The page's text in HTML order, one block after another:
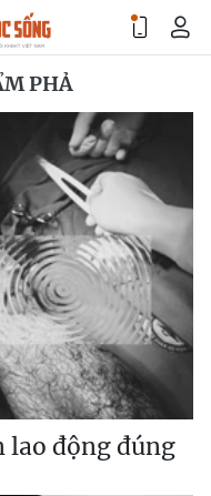
PHẢ
lao động đúng